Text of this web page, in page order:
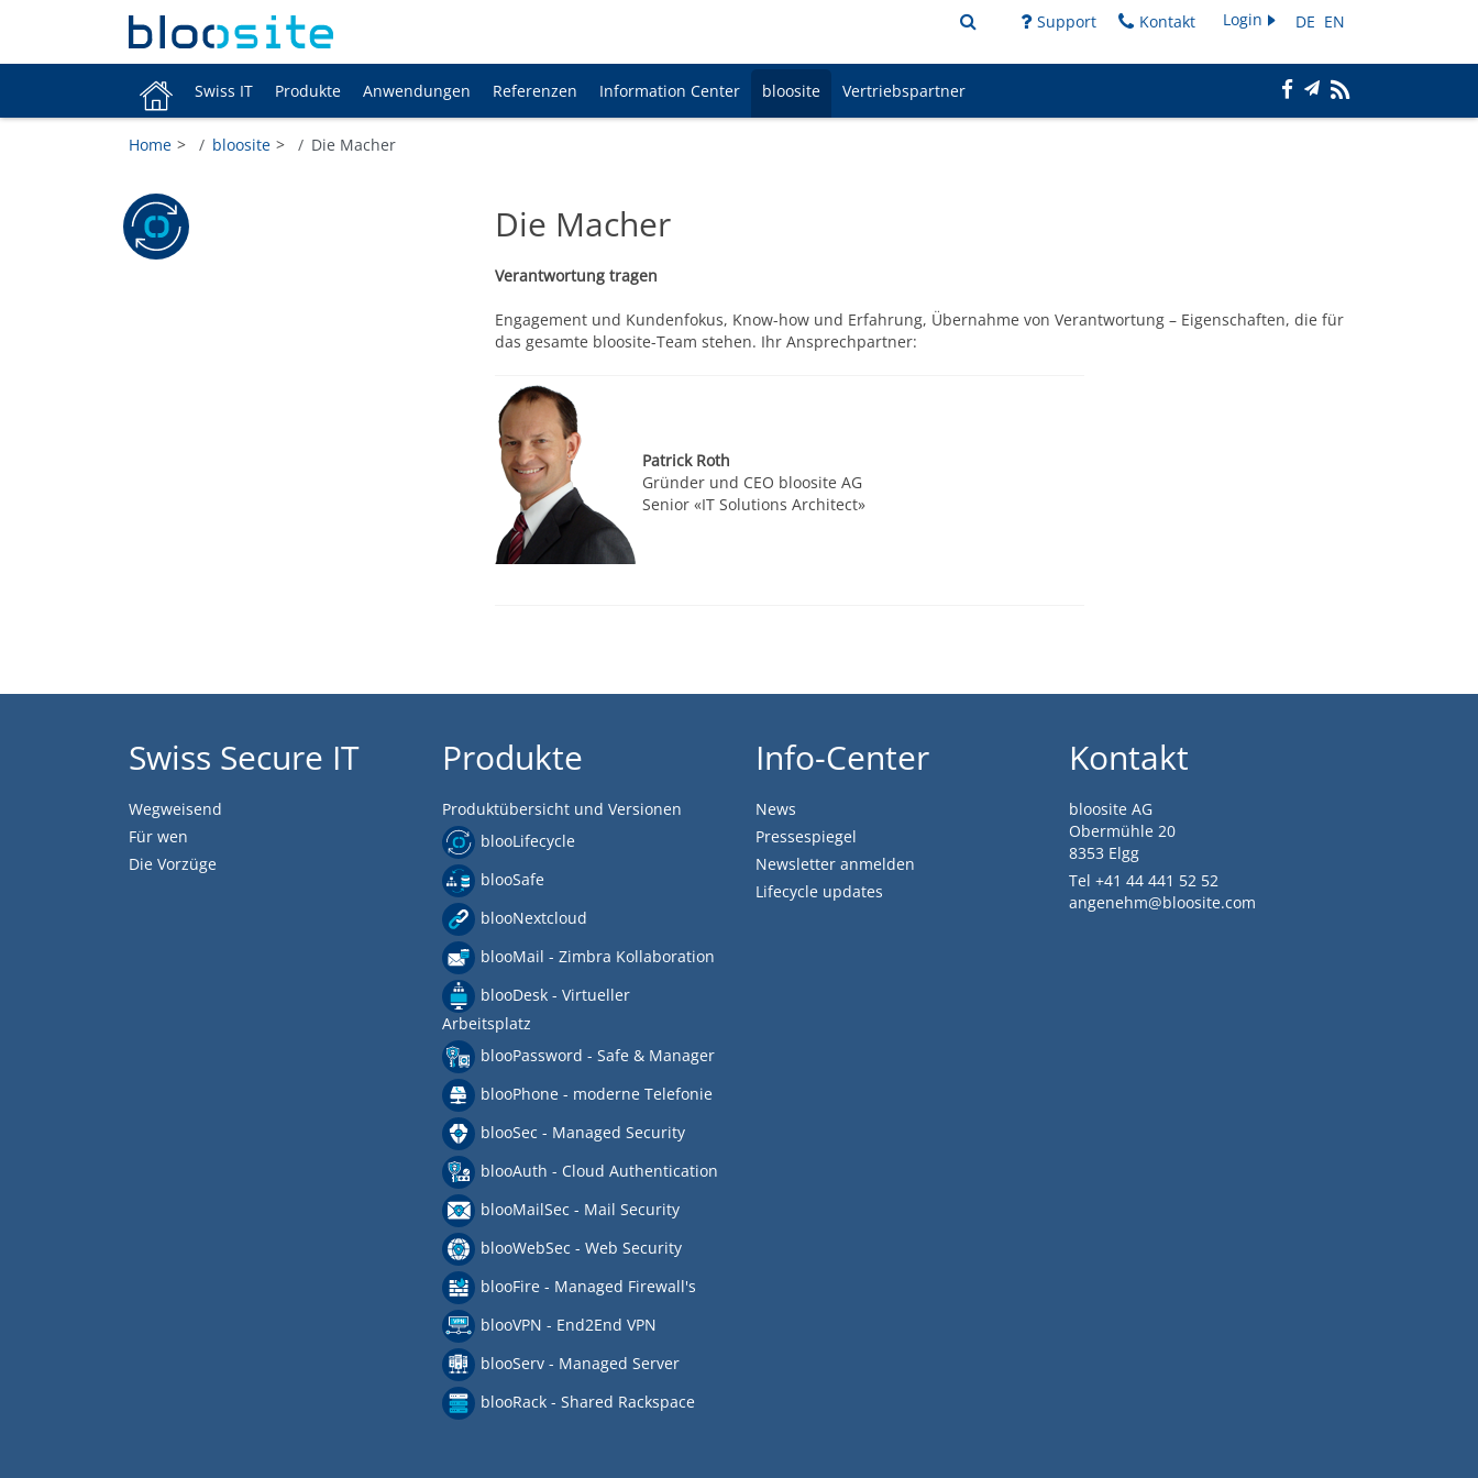
DE EN
Login
Support Kontakt
Swiss IT Produkte Anwendungen Referenzen Information Center bloosite Vertriebspartner
Home bloosite Die Macher
Die Macher
Verantwortung tragen
Engagement und Kundenfokus, Know-how und Erfahrung, Übernahme von Verantwortung – Eigenschaften, die für
das gesamte bloosite-Team stehen. Ihr Ansprechpartner:
Patrick Roth
Gründer und CEO bloosite AG
Senior «IT Solutions Architect»
Swiss Secure IT
Wegweisend
Für wen
Die Vorzüge
Produkte
Produktübersicht und Versionen
blooLifecycle
blooSafe
blooNextcloud
blooMail - Zimbra Kollaboration
blooDesk - Virtueller
Arbeitsplatz
blooPassword - Safe & Manager
blooPhone - moderne Telefonie
blooSec - Managed Security
blooAuth - Cloud Authentication
blooMailSec - Mail Security
blooWebSec - Web Security
blooFire - Managed Firewall's
blooVPN - End2End VPN
blooServ - Managed Server
blooRack - Shared Rackspace
Info-Center
News
Pressespiegel
Newsletter anmelden
Lifecycle updates
Kontakt
bloosite AG
Obermühle 20
8353 Elgg
Tel +41 44 441 52 52
angenehm@bloosite.com